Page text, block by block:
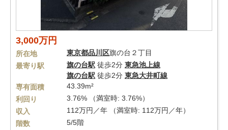
3,000万円
所在地 東京都品川区旗の台２丁目
最寄り駅
旗の台駅 徒歩2分 東急池上線
旗の台駅 徒歩2分 東急大井町線
専有面積
43.39m²
利回り
3.76% （満室時: 3.76%）
収入
112万円／年 （満室時: 112万円／年）
階数
5/5階